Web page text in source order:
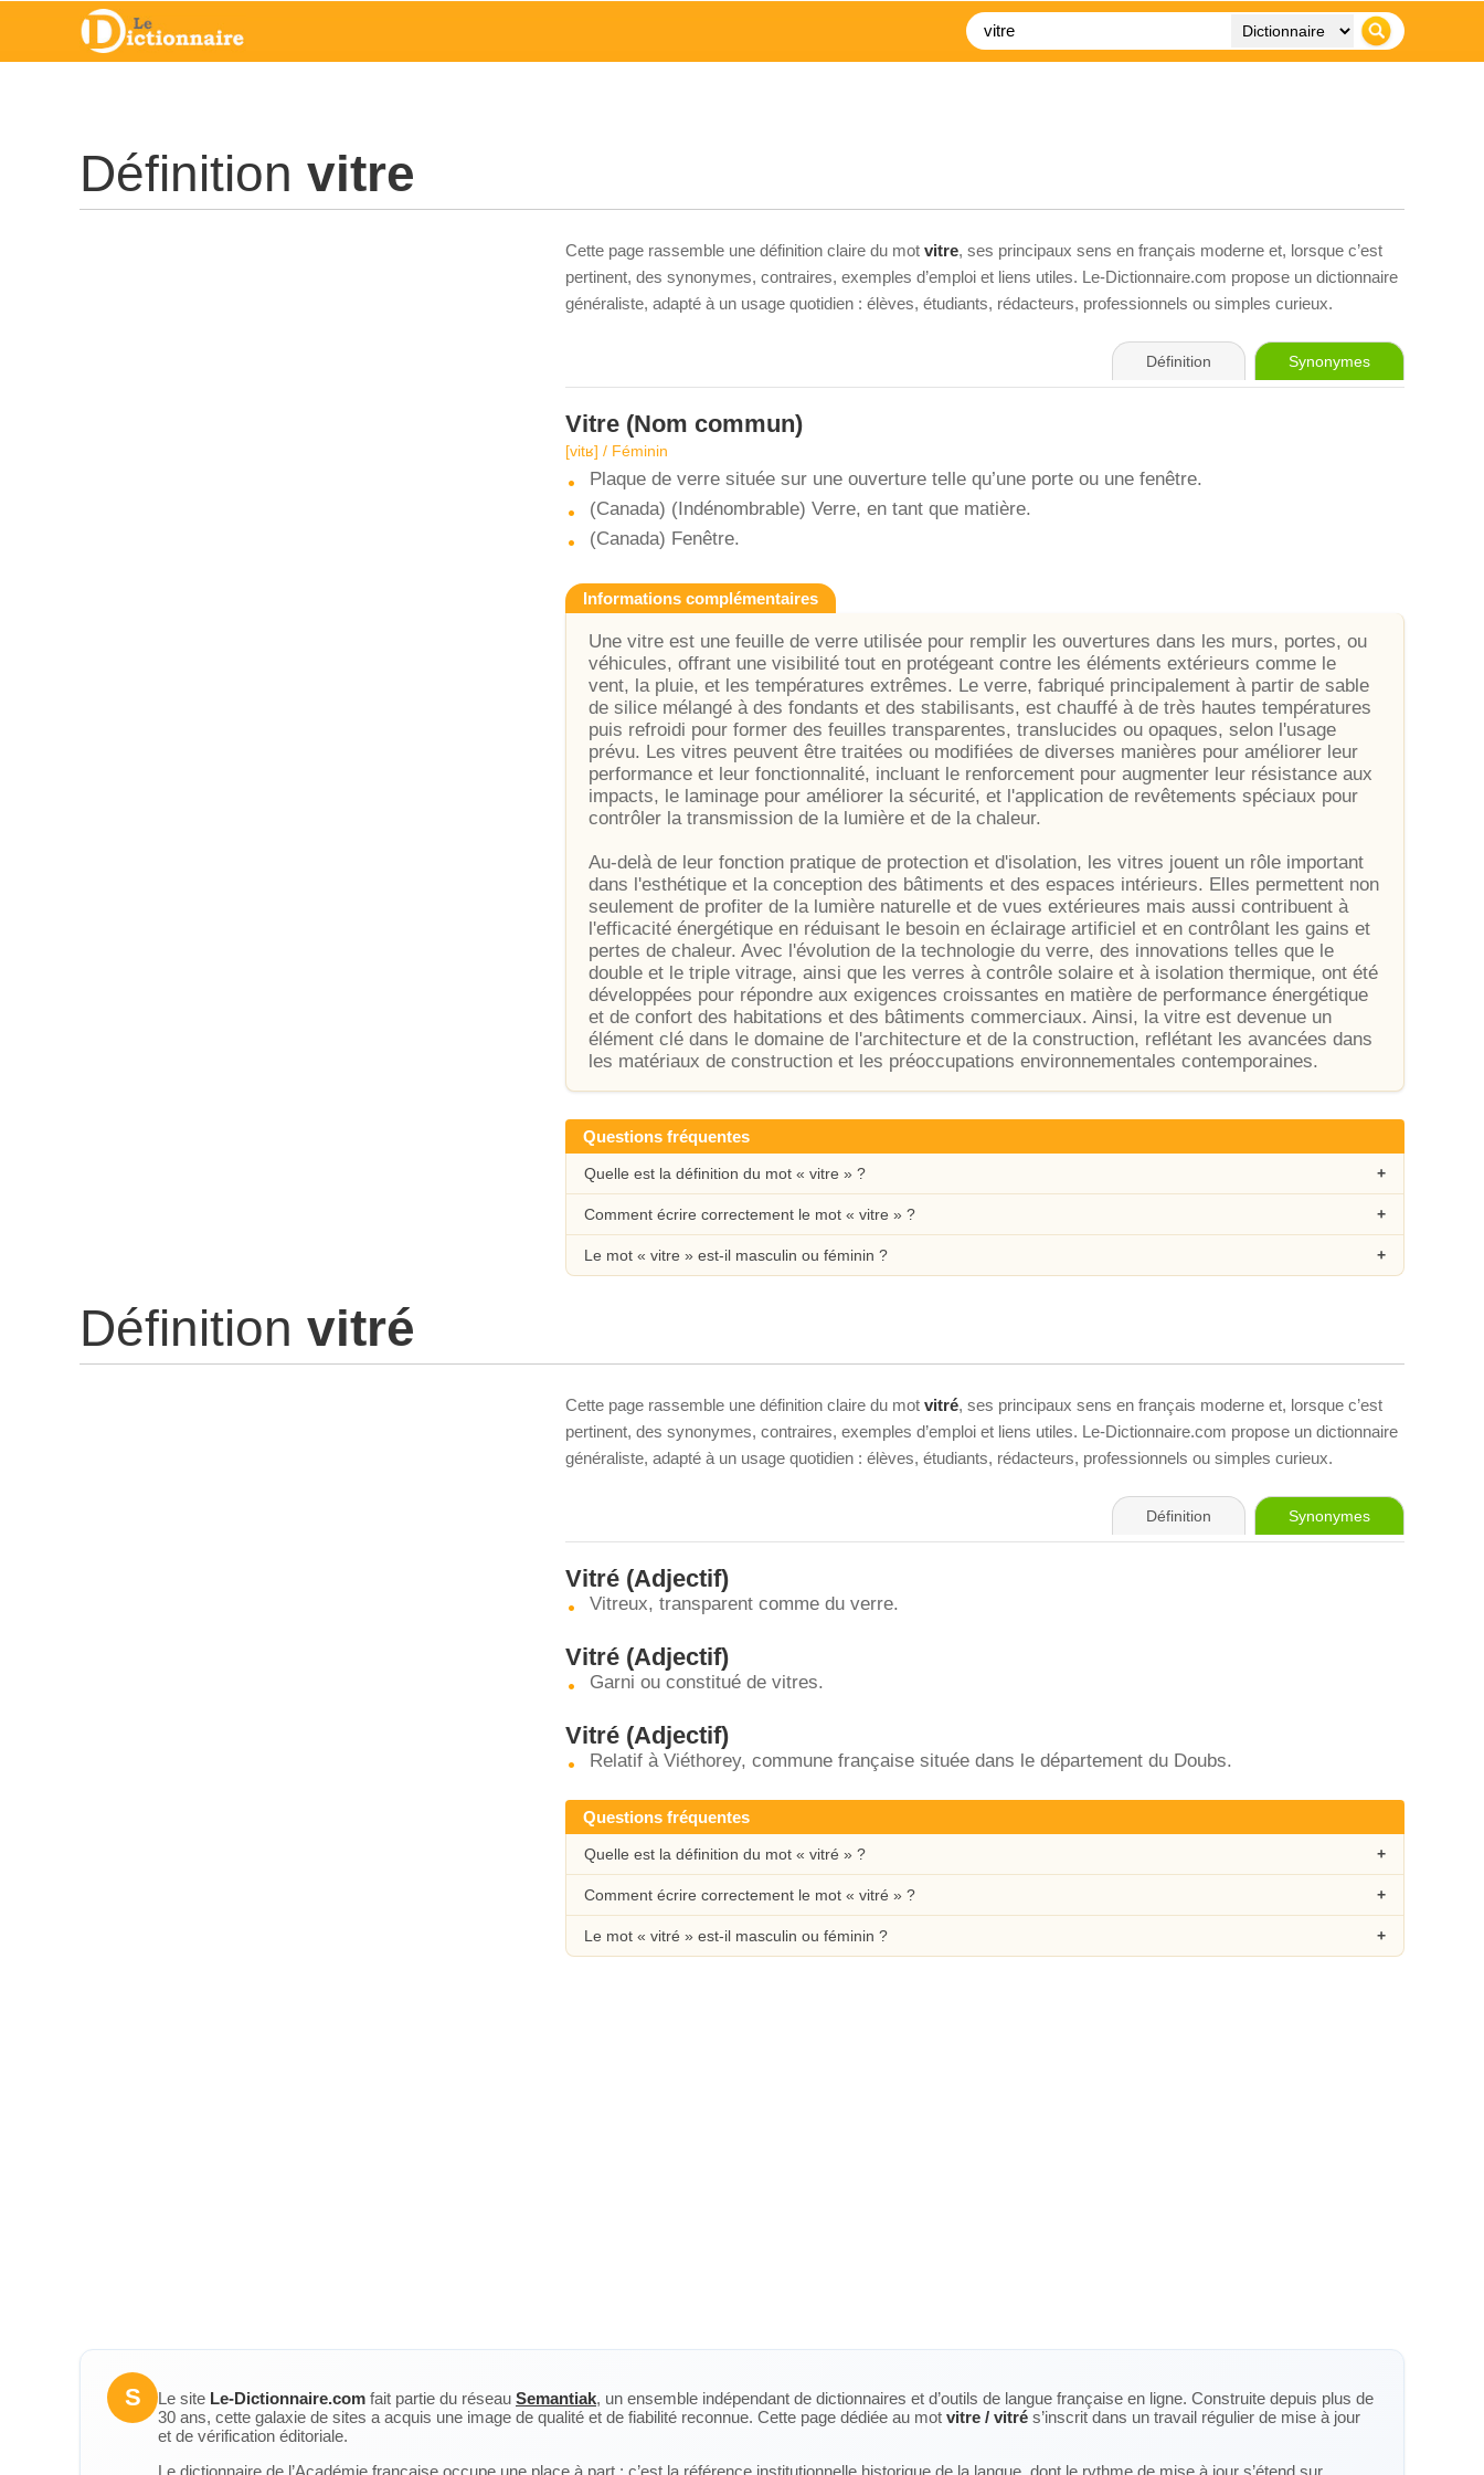
Définition vitre
Cette page rassemble une définition claire du mot vitre, ses principaux sens en français moderne et, lorsque c’est
pertinent, des synonymes, contraires, exemples d’emploi et liens utiles. Le-Dictionnaire.com propose un dictionnaire
généraliste, adapté à un usage quotidien : élèves, étudiants, rédacteurs, professionnels ou simples curieux.
Définition Synonymes
Vitre (Nom commun)
[vitʁ] / Féminin
Plaque de verre située sur une ouverture telle qu’une porte ou une fenêtre.
(Canada) (Indénombrable) Verre, en tant que matière.
(Canada) Fenêtre.
Informations complémentaires
Une vitre est une feuille de verre utilisée pour remplir les ouvertures dans les murs, portes, ou
véhicules, offrant une visibilité tout en protégeant contre les éléments extérieurs comme le
vent, la pluie, et les températures extrêmes. Le verre, fabriqué principalement à partir de sable
de silice mélangé à des fondants et des stabilisants, est chauffé à de très hautes températures
puis refroidi pour former des feuilles transparentes, translucides ou opaques, selon l'usage
prévu. Les vitres peuvent être traitées ou modifiées de diverses manières pour améliorer leur
performance et leur fonctionnalité, incluant le renforcement pour augmenter leur résistance aux
impacts, le laminage pour améliorer la sécurité, et l'application de revêtements spéciaux pour
contrôler la transmission de la lumière et de la chaleur.
Au-delà de leur fonction pratique de protection et d'isolation, les vitres jouent un rôle important
dans l'esthétique et la conception des bâtiments et des espaces intérieurs. Elles permettent non
seulement de profiter de la lumière naturelle et de vues extérieures mais aussi contribuent à
l'efficacité énergétique en réduisant le besoin en éclairage artificiel et en contrôlant les gains et
pertes de chaleur. Avec l'évolution de la technologie du verre, des innovations telles que le
double et le triple vitrage, ainsi que les verres à contrôle solaire et à isolation thermique, ont été
développées pour répondre aux exigences croissantes en matière de performance énergétique
et de confort des habitations et des bâtiments commerciaux. Ainsi, la vitre est devenue un
élément clé dans le domaine de l'architecture et de la construction, reflétant les avancées dans
les matériaux de construction et les préoccupations environnementales contemporaines.
Questions fréquentes
Quelle est la définition du mot « vitre » ?
Comment écrire correctement le mot « vitre » ?
Le mot « vitre » est-il masculin ou féminin ?
Définition vitré
Cette page rassemble une définition claire du mot vitré, ses principaux sens en français moderne et, lorsque c’est
pertinent, des synonymes, contraires, exemples d’emploi et liens utiles. Le-Dictionnaire.com propose un dictionnaire
généraliste, adapté à un usage quotidien : élèves, étudiants, rédacteurs, professionnels ou simples curieux.
Définition Synonymes
Vitré (Adjectif)
Vitreux, transparent comme du verre.
Vitré (Adjectif)
Garni ou constitué de vitres.
Vitré (Adjectif)
Relatif à Viéthorey, commune française située dans le département du Doubs.
Questions fréquentes
Quelle est la définition du mot « vitré » ?
Comment écrire correctement le mot « vitré » ?
Le mot « vitré » est-il masculin ou féminin ?
S Le site Le-Dictionnaire.com fait partie du réseau Semantiak, un ensemble indépendant de dictionnaires et d’outils de langue française en ligne. Construite depuis plus de
30 ans, cette galaxie de sites a acquis une image de qualité et de fiabilité reconnue. Cette page dédiée au mot vitre / vitré s’inscrit dans un travail régulier de mise à jour
et de vérification éditoriale.
Le dictionnaire de l’Académie française occupe une place à part : c’est la référence institutionnelle historique de la langue, dont le rythme de mise à jour s’étend sur